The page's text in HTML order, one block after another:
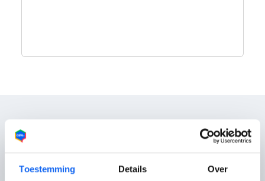
Toestemming Details Over